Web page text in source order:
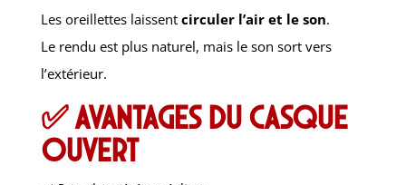
Les oreillettes laissent circuler l’air et le son.
Le rendu est plus naturel, mais le son sort vers
l’extérieur.
✅ Avantages du casque
ouvert